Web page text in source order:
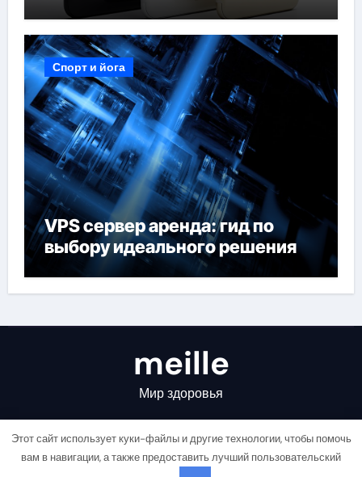
Спорт и йога
VPS сервер аренда: гид по
выбору идеального решения
meille
Мир здоровья
Этот сайт использует куки-файлы и другие технологии, чтобы помочь
вам в навигации, а также предоставить лучший пользовательский